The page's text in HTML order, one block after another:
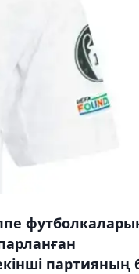
партияның